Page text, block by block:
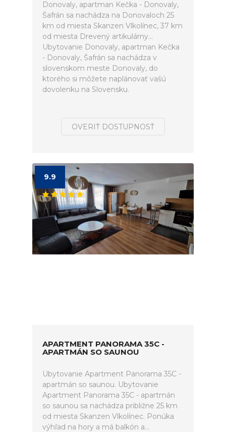
Donovaly, apartman Kečka - Donovaly,
Šafrán sa nachádza na Donovaloch 25
km od miesta Skanzen Vlkolínec, 37 km
od miesta Drevený artikulárny...
Ubytovanie Donovaly, apartman Kečka
- Donovaly, Šafrán sa nachádza v
slovenskom meste Donovaly, do
ktorého si môžete naplánovať vašú
dovolenku na Slovensku.
OVERIŤ DOSTUPNOSŤ
9.9
APARTMENT PANORAMA 35C -
APARTMÁN SO SAUNOU
Ubytovanie Apartment Panorama 35C -
apartmán so saunou. Ubytovanie
Apartment Panorama 35C - apartmán
so saunou sa nachádza približne 25 km
od miesta Skanzen Vlkolínec. Ponúka
výhľad na hory a má balkón a...